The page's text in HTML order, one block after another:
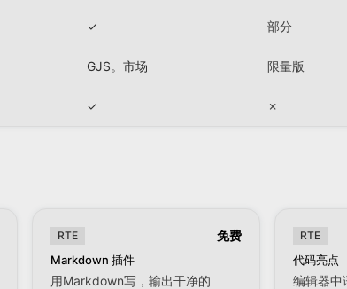
✓ 部分
GJS。市场 限量版
✓ ✗
RTE 免费
Markdown 插件
用Markdown写，输出干净的
RTE
代码亮点
编辑器中